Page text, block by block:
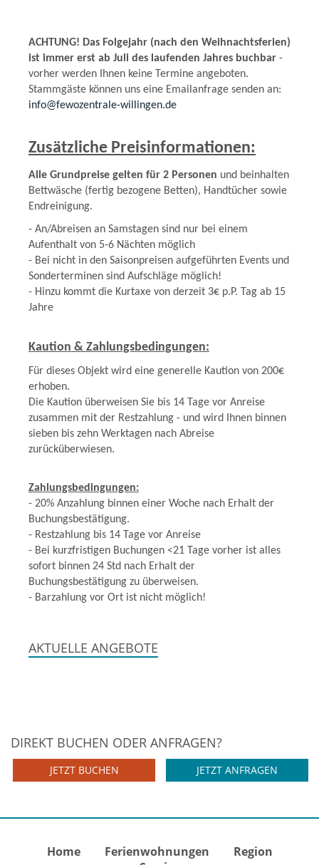
ACHTUNG! Das Folgejahr (nach den Weihnachtsferien)
ist immer erst ab Juli des laufenden Jahres buchbar -
vorher werden Ihnen keine Termine angeboten.
Stammgäste können uns eine Emailanfrage senden an:
info@fewozentrale-willingen.de
Zusätzliche Preisinformationen:
Alle Grundpreise gelten für 2 Personen und beinhalten
Bettwäsche (fertig bezogene Betten), Handtücher sowie
Endreinigung.
- An/Abreisen an Samstagen sind nur bei einem
Aufenthalt von 5-6 Nächten möglich
- Bei nicht in den Saisonpreisen aufgeführten Events und
Sonderterminen sind Aufschläge möglich!
- Hinzu kommt die Kurtaxe von derzeit 3€ p.P. Tag ab 15
Jahre
Kaution & Zahlungsbedingungen:
Für dieses Objekt wird eine generelle Kaution von 200€
erhoben.
Die Kaution überweisen Sie bis 14 Tage vor Anreise
zusammen mit der Restzahlung - und wird Ihnen binnen
sieben bis zehn Werktagen nach Abreise
zurücküberwiesen.
Zahlungsbedingungen:
- 20% Anzahlung binnen einer Woche nach Erhalt der
Buchungsbestätigung.
- Restzahlung bis 14 Tage vor Anreise
- Bei kurzfristigen Buchungen <21 Tage vorher ist alles
sofort binnen 24 Std nach Erhalt der
Buchungsbestätigung zu überweisen.
- Barzahlung vor Ort ist nicht möglich!
AKTUELLE ANGEBOTE
DIREKT BUCHEN ODER ANFRAGEN?
JETZT ANFRAGEN
JETZT BUCHEN
Home Ferienwohnungen
Region